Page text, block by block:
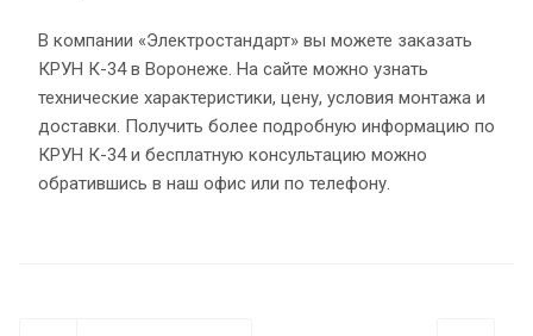
В компании «Электростандарт» вы можете заказать
КРУН К-34 в Воронеже. На сайте можно узнать
технические характеристики, цену, условия монтажа и
доставки. Получить более подробную информацию по
КРУН К-34 и бесплатную консультацию можно
обратившись в наш офис или по телефону.